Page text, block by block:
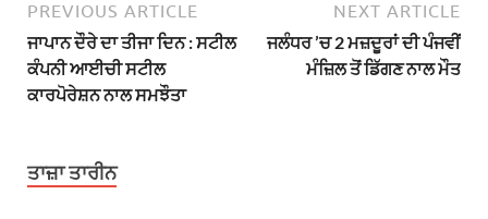
PREVIOUS ARTICLE
ਜਾਪਾਨ ਦੌਰੇ ਦਾ ਤੀਜਾ ਦਿਨ : ਸਟੀਲ
ਕੰਪਨੀ ਆਈਚੀ ਸਟੀਲ
ਕਾਰਪੋਰੇਸ਼ਨ ਨਾਲ ਸਮਝੌਤਾ
NEXT ARTICLE
ਜਲੰਧਰ ’ਚ 2 ਮਜ਼ਦੂਰਾਂ ਦੀ ਪੰਜਵੀਂ
ਮੰਜ਼ਿਲ ਤੋਂ ਡਿੱਗਣ ਨਾਲ ਮੌਤ
ਤਾਜ਼ਾ ਤਾਰੀਨ